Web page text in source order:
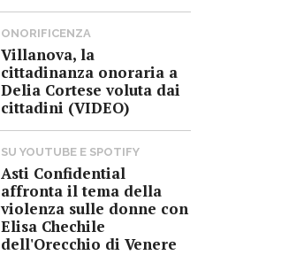
ONORIFICENZA
Villanova, la
cittadinanza onoraria a
Delia Cortese voluta dai
cittadini (VIDEO)
SU YOUTUBE E SPOTIFY
Asti Confidential
affronta il tema della
violenza sulle donne con
Elisa Chechile
dell'Orecchio di Venere